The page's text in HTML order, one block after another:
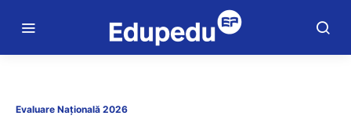
Evaluare Națională 2026